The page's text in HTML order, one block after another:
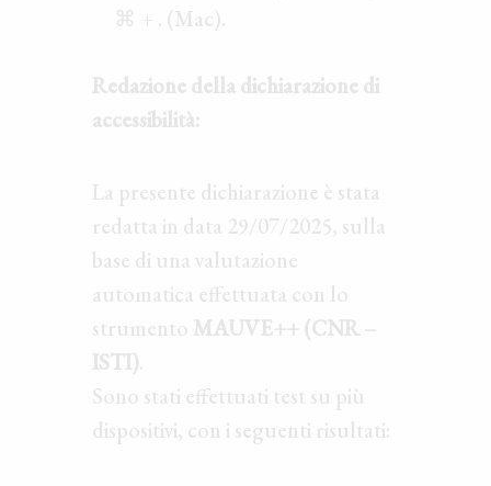
⌘ + . (Mac).
Redazione della dichiarazione di
accessibilità:
La presente dichiarazione è stata
redatta in data 29/07/2025, sulla
base di una valutazione
automatica effettuata con lo
strumento MAUVE++ (CNR –
ISTI).
Sono stati effettuati test su più
dispositivi, con i seguenti risultati: